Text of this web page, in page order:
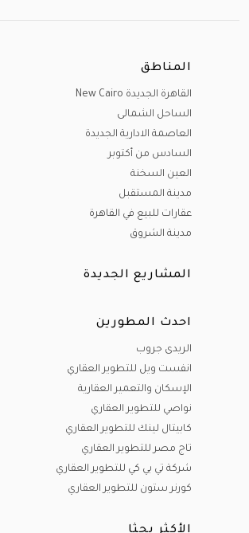
المناطق
القاهرة الجديدة New Cairo
الساحل الشمالى
العاصمة الادارية الجديدة
السادس من أكتوبر
العين السخنة
مدينة المستقبل
عقارات للبيع في القاهرة
مدينة الشروق
المشاريع الجديدة
احدث المطورين
الريدى جروب
انفست ويل للتطوير العقاري
الإسكان والتعمير العقارية
نواصي للتطوير العقاري
كابيتال لينك للتطوير العقاري
تاج مصر للتطوير العقاري
شركة تي بي كي للتطوير العقاري
كورنر ستون للتطوير العقاري